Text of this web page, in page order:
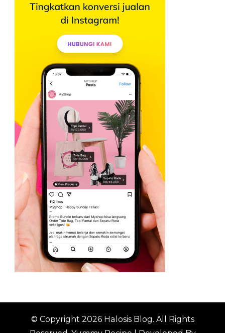
© Copyright 2026 Halosis Blog. All Rights